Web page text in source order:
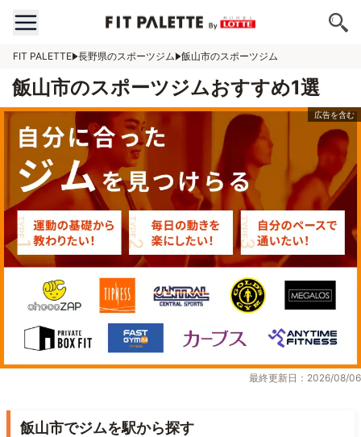
FIT PALETTE 長野県のスポーツジム 飯山市のスポーツジム
飯山市のスポーツジムおすすめ1選
最終更新日：2026/08/06
飯山市でジムを駅から探す